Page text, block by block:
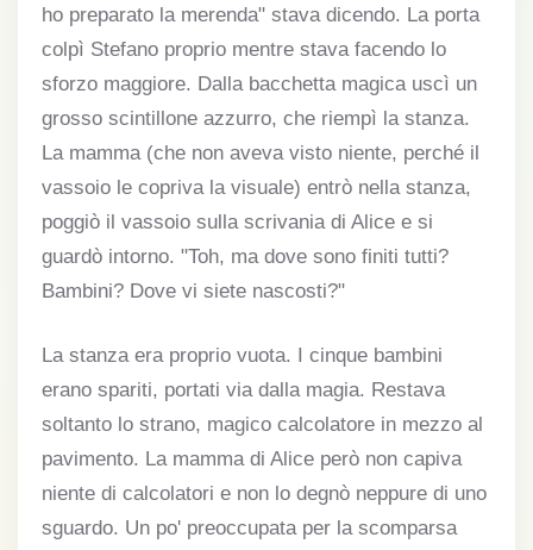
ho preparato la merenda" stava dicendo. La porta
colpì Stefano proprio mentre stava facendo lo
sforzo maggiore. Dalla bacchetta magica uscì un
grosso scintillone azzurro, che riempì la stanza.
La mamma (che non aveva visto niente, perché il
vassoio le copriva la visuale) entrò nella stanza,
poggiò il vassoio sulla scrivania di Alice e si
guardò intorno. "Toh, ma dove sono finiti tutti?
Bambini? Dove vi siete nascosti?"
La stanza era proprio vuota. I cinque bambini
erano spariti, portati via dalla magia. Restava
soltanto lo strano, magico calcolatore in mezzo al
pavimento. La mamma di Alice però non capiva
niente di calcolatori e non lo degnò neppure di uno
sguardo. Un po' preoccupata per la scomparsa